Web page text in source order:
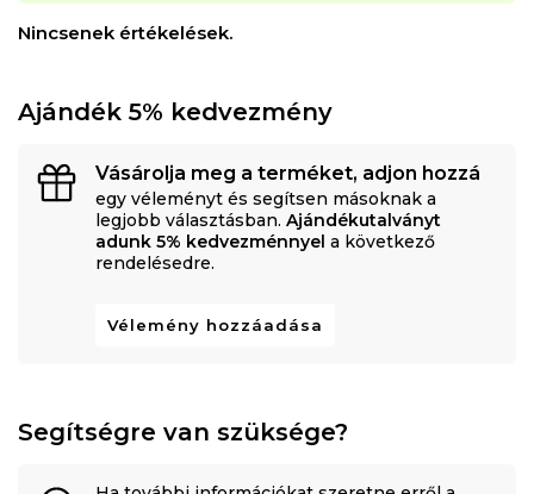
Nincsenek értékelések.
Ajándék 5% kedvezmény
Vásárolja meg a terméket, adjon hozzá
egy véleményt és segítsen másoknak a
legjobb választásban. Ajándékutalványt
adunk 5% kedvezménnyel a következő
rendelésedre.
Vélemény hozzáadása
Segítségre van szüksége?